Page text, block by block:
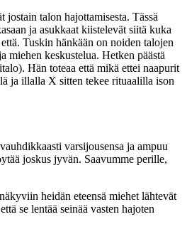
talon hajottamisesta. Tässä
ja asukkaat kiistelevät siitä kuka
Tuskin hänkään on noiden talojen
keskustelua. Hetken päästä
Hän toteaa että mikä ettei naapurit
ja illalla X sitten tekee rituaalilla ison
varsijousensa ja ampuu
joskus jyvän. Saavumme perille,
heidän eteensä miehet lähtevät
se lentää seinää vasten hajoten